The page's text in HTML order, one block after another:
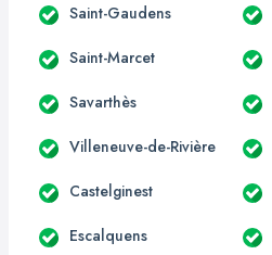
Saint-Gaudens
Saint-Marcet
Savarthès
Villeneuve-de-Rivière
Castelginest
Escalquens